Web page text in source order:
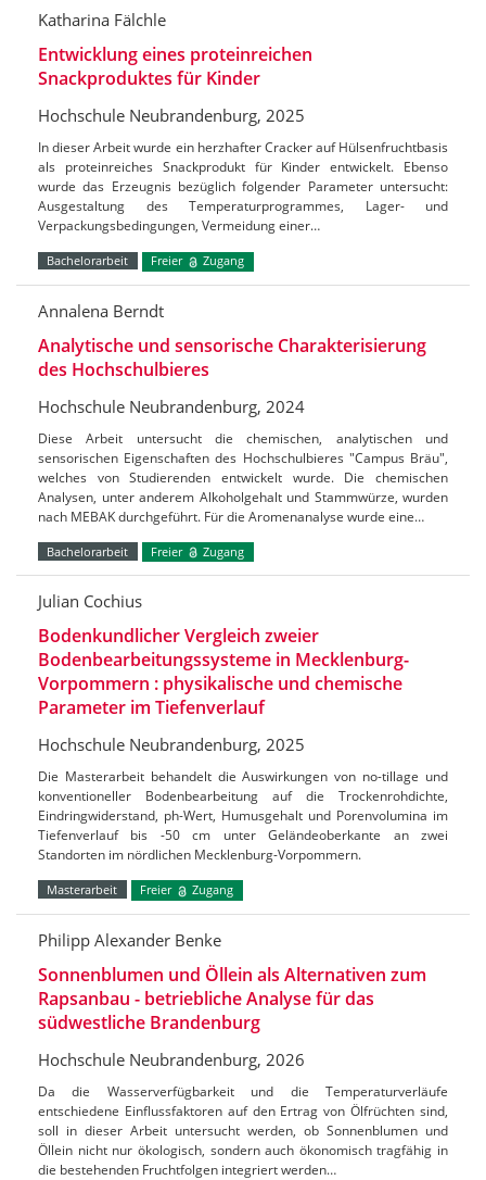
Katharina Fälchle
Entwicklung eines proteinreichen
Snackproduktes für Kinder
Hochschule Neubrandenburg, 2025
In dieser Arbeit wurde ein herzhafter Cracker auf Hülsenfruchtbasis
als proteinreiches Snackprodukt für Kinder entwickelt. Ebenso
wurde das Erzeugnis bezüglich folgender Parameter untersucht:
Ausgestaltung des Temperaturprogrammes, Lager- und
Verpackungsbedingungen, Vermeidung einer…
Bachelorarbeit Freier Zugang
Annalena Berndt
Analytische und sensorische Charakterisierung
des Hochschulbieres
Hochschule Neubrandenburg, 2024
Diese Arbeit untersucht die chemischen, analytischen und
sensorischen Eigenschaften des Hochschulbieres "Campus Bräu",
welches von Studierenden entwickelt wurde. Die chemischen
Analysen, unter anderem Alkoholgehalt und Stammwürze, wurden
nach MEBAK durchgeführt. Für die Aromenanalyse wurde eine…
Bachelorarbeit Freier Zugang
Julian Cochius
Bodenkundlicher Vergleich zweier
Bodenbearbeitungssysteme in Mecklenburg-
Vorpommern : physikalische und chemische
Parameter im Tiefenverlauf
Hochschule Neubrandenburg, 2025
Die Masterarbeit behandelt die Auswirkungen von no-tillage und
konventioneller Bodenbearbeitung auf die Trockenrohdichte,
Eindringwiderstand, ph-Wert, Humusgehalt und Porenvolumina im
Tiefenverlauf bis -50 cm unter Geländeoberkante an zwei
Standorten im nördlichen Mecklenburg-Vorpommern.
Masterarbeit Freier Zugang
Philipp Alexander Benke
Sonnenblumen und Öllein als Alternativen zum
Rapsanbau - betriebliche Analyse für das
südwestliche Brandenburg
Hochschule Neubrandenburg, 2026
Da die Wasserverfügbarkeit und die Temperaturverläufe
entschiedene Einflussfaktoren auf den Ertrag von Ölfrüchten sind,
soll in dieser Arbeit untersucht werden, ob Sonnenblumen und
Öllein nicht nur ökologisch, sondern auch ökonomisch tragfähig in
die bestehenden Fruchtfolgen integriert werden…